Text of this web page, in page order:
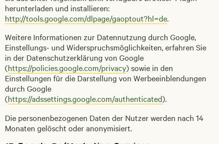
herunterladen und installieren:
http://tools.google.com/dlpage/gaoptout?hl=de.
Weitere Informationen zur Datennutzung durch Google,
Einstellungs- und Widerspruchsmöglichkeiten, erfahren Sie
in der Datenschutzerklärung von Google
(https://policies.google.com/privacy) sowie in den
Einstellungen für die Darstellung von Werbeeinblendungen
durch Google
(https://adssettings.google.com/authenticated).
Die personenbezogenen Daten der Nutzer werden nach 14
Monaten gelöscht oder anonymisiert.